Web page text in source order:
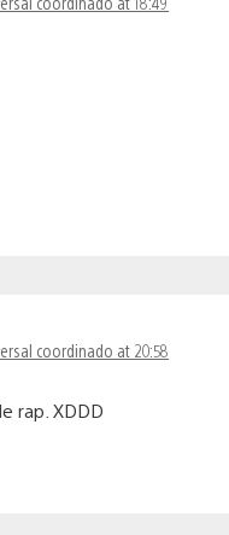
coordinado at 20:58
rap. XDDD